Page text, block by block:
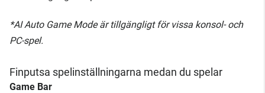
*AI Auto Game Mode är tillgängligt för vissa konsol- och
PC-spel.
Finputsa spelinställningarna medan du spelar
Game Bar